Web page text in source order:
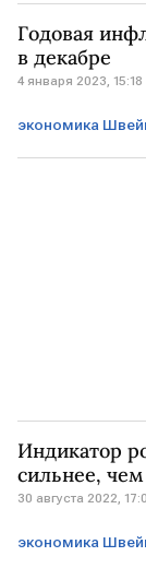
Экономика
Годовая
в декабре
4 января 2023, 15:18
экономика
Экономика
Индикатор
сильнее,
30 августа 2022,
экономика